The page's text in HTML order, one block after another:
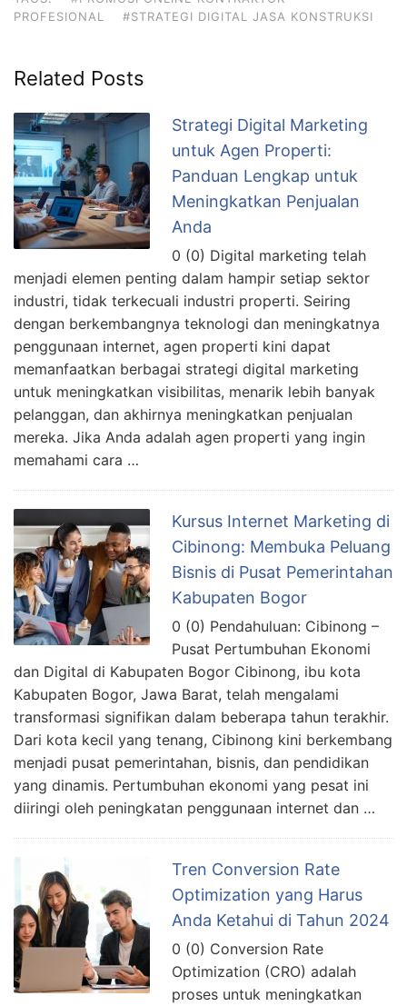
PROFESIONAL
#STRATEGI DIGITAL JASA KONSTRUKSI
Related Posts
Strategi Digital Marketing
untuk Agen Properti:
Panduan Lengkap untuk
Meningkatkan Penjualan
Anda
0 (0) Digital marketing telah
menjadi elemen penting dalam hampir setiap sektor
industri, tidak terkecuali industri properti. Seiring
dengan berkembangnya teknologi dan meningkatnya
penggunaan internet, agen properti kini dapat
memanfaatkan berbagai strategi digital marketing
untuk meningkatkan visibilitas, menarik lebih banyak
pelanggan, dan akhirnya meningkatkan penjualan
mereka. Jika Anda adalah agen properti yang ingin
memahami cara …
Kursus Internet Marketing di
Cibinong: Membuka Peluang
Bisnis di Pusat Pemerintahan
Kabupaten Bogor
0 (0) Pendahuluan: Cibinong –
Pusat Pertumbuhan Ekonomi
dan Digital di Kabupaten Bogor Cibinong, ibu kota
Kabupaten Bogor, Jawa Barat, telah mengalami
transformasi signifikan dalam beberapa tahun terakhir.
Dari kota kecil yang tenang, Cibinong kini berkembang
menjadi pusat pemerintahan, bisnis, dan pendidikan
yang dinamis. Pertumbuhan ekonomi yang pesat ini
diiringi oleh peningkatan penggunaan internet dan …
Tren Conversion Rate
Optimization yang Harus
Anda Ketahui di Tahun 2024
0 (0) Conversion Rate
Optimization (CRO) adalah
proses untuk meningkatkan